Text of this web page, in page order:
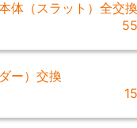
体（スラット）全交換
ー）交換